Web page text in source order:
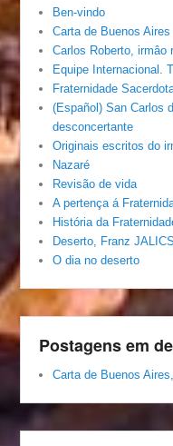
Ben-vindo
Carta de Buenos Aires
Carlos Roberto, irmâo
Equipe Internacional.
Fraternidade
(Español) San Carlos
desconcertante
Originais escritos do
Nazaré
Revisão de vida
A pertença á
História da
Deserto, Franz JALICS
O dia no deserto
Postagens em
Carta de Buenos